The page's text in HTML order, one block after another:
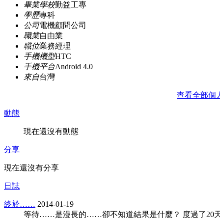
畢業學校勤益工專
學歷專科
公司電機顧問公司
職業自由業
職位業務經理
手機機型HTC
手機平台Android 4.0
來自台灣
查看全部個
動態
現在還沒有動態
分享
現在還沒有分享
日誌
終於…… 2014-01-19
等待……是漫長的……卻不知道結果是什麼？ 度過了20